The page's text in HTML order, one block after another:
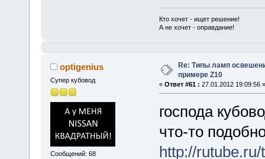
Кто хочет - ищет решение!
А не хочет - оправдание!
optigenius
Супер кубовод
Сообщений: 68
Re: Типы ламп
примере Z10
« Ответ #61 : 27.01.2012 19:09:56 »
господа
что-то
http://